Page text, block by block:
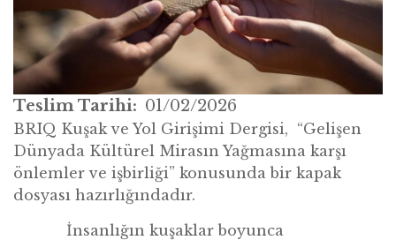
Teslim Tarihi 01/02/2026
BRIQ Kuşak ve Yol Girişimi Dergisi, “Gelişen
Dünyada Kültürel Mirasın Yağmasına karşı
önlemler ve işbirliği” konusunda bir kapak
dosyası hazırlığındadır.
İnsanlığın kuşaklar boyunca